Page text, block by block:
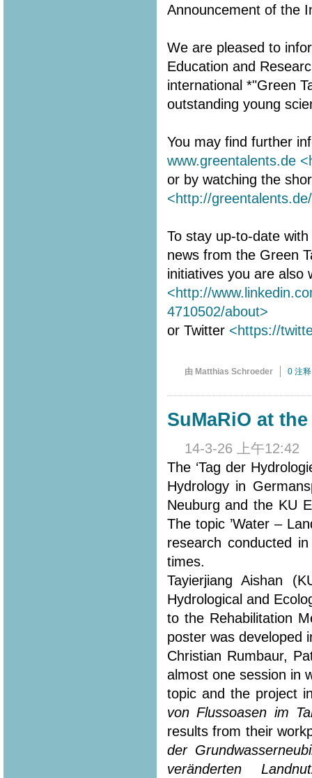
Announcement of the
We are pleased to
Education and
international *"Green
outstanding young
You may find further
www.greentalents.de
or by watching the
<http://
To stay up-to-date
news from the Green
initiatives you are also
<http://
4710502/about>
or Twitter <https://
由 Matthias Schroeder 0 注释
SuMaRiO at
14-3-26 上午12:42
The ‘Tag der
Hydrology in
Neuburg and the KU
The topic ’Water –
research conducted
times.
Tayierjiang Aishan
Hydrological and
to the Rehabilitation
poster was developed
Christian Rumbaur,
almost one session in
topic and the project
von Flussoasen im
results from their
der
veränderten